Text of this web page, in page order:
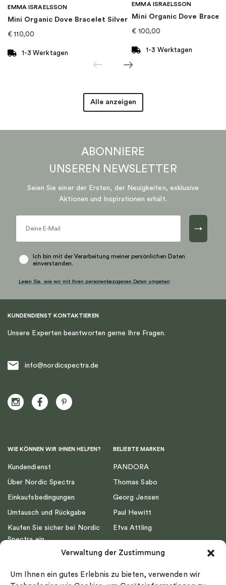
Verwaltung der Zustimmung
Um Ihnen ein gutes Erlebnis zu bieten, verwenden wir
Kollektion: Charm Club
Kategorie Charms
Thomas Sabo
EMMA ISRAELSSON
Mini Organic Dove Bracelet Silver
€ 110,00
1-3 Werktagen
EMMA ISRAELSSON
Mini Organic Dove
€ 100,00
1-3 Werktagen
Alle anzeigen
ABONNIERE
UNSEREN NEWSLETTER
Seien Sie einer der Ersten, der Neuigkeiten, exklusive
Aktionen und Inspirationen erhält.
→
Ich bin mit der Verarbeitung meiner persönlichen Daten
einverstanden.
Lesen Sie, wie wir mit Ihren personenbezogenen Daten umgehen
KUNDENDIENST KONTAKTIEREN
Unsere Experten beantworten gerne Ihre Fragen.
info@nordicspectra.de
WIE KÖNNEN WIR IHNEN HELFEN?
Kundendienst
Über Nordic Spectra
Einkaufsbedingungen
Umtausch und Rückgabe
Kaufen Sie sicher bei Nordic
Spectra ein
Impressum
BELIEBTE MARKEN
PANDORA
Thomas Sabo
Georg Jensen
Paul Hewitt
Efva Attling
Drakenberg Sjölin
Nordic Spectra